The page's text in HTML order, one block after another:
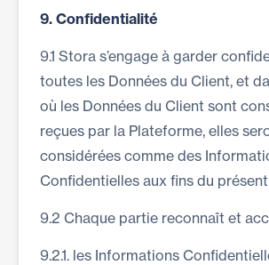
9. Confidentialité
9.1 Stora s’engage à garder
toutes les Données du Client, et
où les Données du Client sont
reçues par la Plateforme, elles
considérées comme des
Confidentielles aux fins du
9.2 Chaque partie reconnaît et
9.2.1. les Informations